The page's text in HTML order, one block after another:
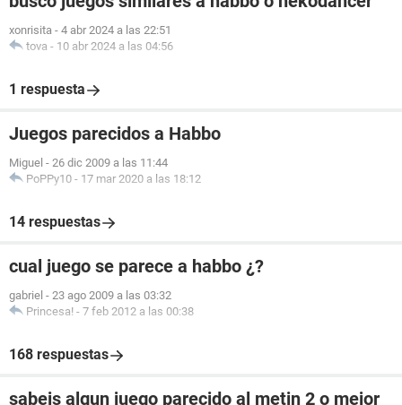
xonrisita - 4 abr 2024 a las 22:51
tova - 10 abr 2024 a las 04:56
1 respuesta
Juegos parecidos a Habbo
Miguel - 26 dic 2009 a las 11:44
PoPPy10 - 17 mar 2020 a las 18:12
14 respuestas
cual juego se parece a habbo ¿?
gabriel - 23 ago 2009 a las 03:32
Princesa! - 7 feb 2012 a las 00:38
168 respuestas
sabeis algun juego parecido al metin 2 o mejor